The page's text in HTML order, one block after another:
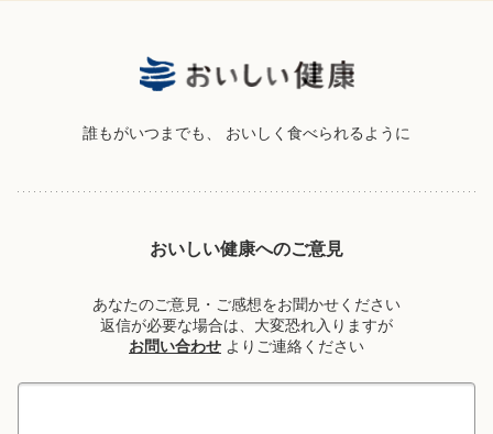
誰もがいつまでも、 おいしく食べられるように
おいしい健康へのご意見
あなたのご意見・ご感想をお聞かせください
返信が必要な場合は、大変恐れ入りますが
お問い合わせ よりご連絡ください